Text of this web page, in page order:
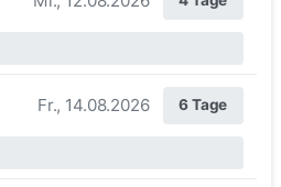
Fr., 14.08.2026 6 Tage